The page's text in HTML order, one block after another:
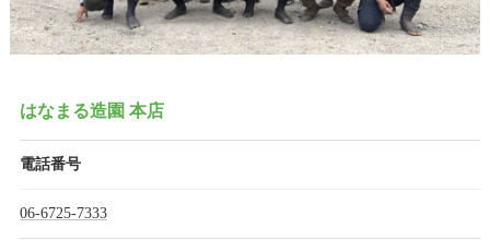
はなまる造園 本店
電話番号
06-6725-7333